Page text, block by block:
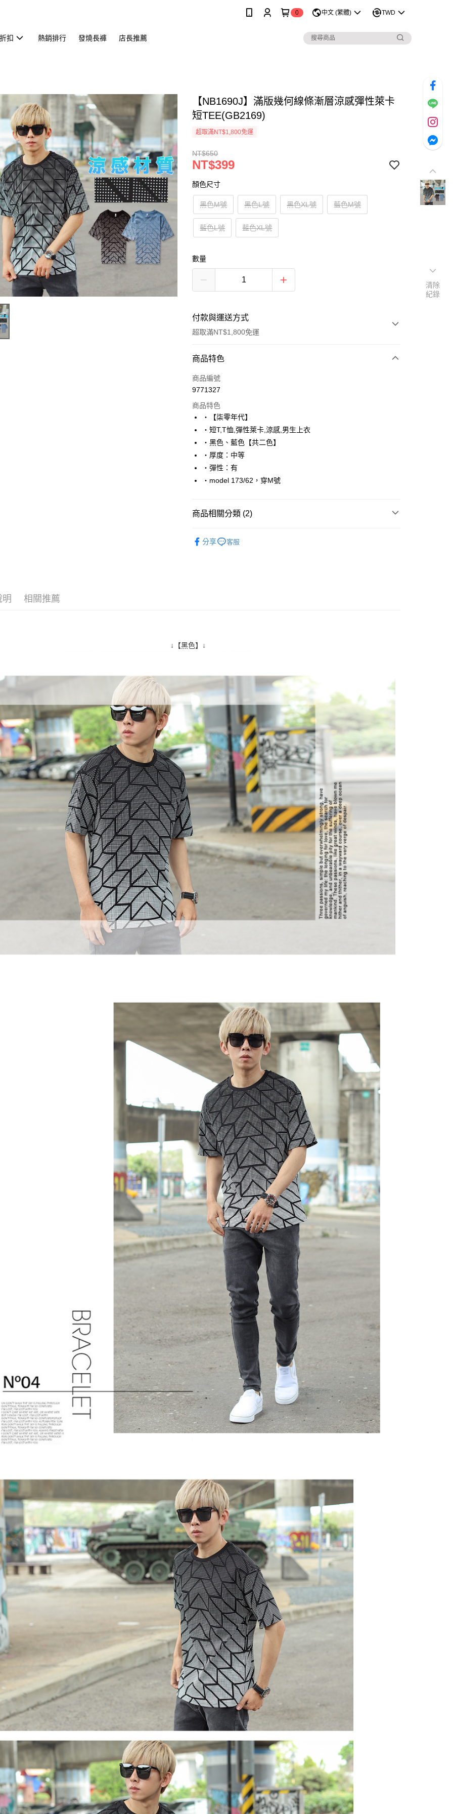
0 中文 (繁體) TWD
扣 熱銷排行 發燒長褲 店長推薦
【NB1690J】滿版幾何線條漸層涼感彈性萊卡
短TEE(GB2169)
超取滿NT$1,800免運
NT$650
NT$399
顏色尺寸
黑色M號 黑色L號 黑色XL號 藍色M號
藍色L號 藍色XL號
數量
付款與運送方式
超取滿NT$1,800免運
付款方式
信用卡一次付款
LINE Pay
Apple Pay
街口支付
悠遊付
AFTEE先享後付
相關說明
AFTEE先享後付是「在收到商品之後才付款」的支付方式。 讓您購物簡單
便利好安心！
※ 請注意：結帳手續完成當下不需立刻繳費，但若您需要取消訂單，請聯
※ 交易是否成功請以「AFTEE先享後付 」之結帳頁面顯示為準，若有關於
是否繳費成功／繳費後需取消欲退款等相關疑問，請聯繫「AFTEE先享後
付客戶支援中心」
https://netprotections.freshdesk.com/support/home
【注意事項】
１．透過由恩沛科技股份有限公司提供之「AFTEE先享後付」服務完成之
交易，需依本服務之必要範圍內提供個人資料，並將交易相關給付款項請
求債權轉讓予恩沛科技股份有限公司。
２．關於個人資料處理事宜，請瀏覽以下網址：
https://aftee.tw/terms/#terms3
３．未成年的使用者請事先徵得法定代理人或監護人之同意方可使用
「AFTEE先享後付」，若未經同意申辦者引起之損失，本公司不負相關責
任。
４．使用「AFTEE先享後付」時，將依據個別帳號之用戶狀況，依本公司
即時審查核予不同之上限額度；若仍有額度不足之情形，本公司將視審查
結果請求用戶進行身份認證。
５．嚴禁一人註冊多個帳號或使用他人資訊註冊。若發現惡意使用之情
形，恩沛科技股份有限公司將有權停止該用戶之使用額度並採取法律行
動。
ATM付款
每筆NT$80，滿NT$1,800(含以上)免運費
宅配
每筆NT$120，滿NT$3,000(含以上)免運費
商品特色
商品編號
9771327
商品特色
‧【柒零年代】
‧短T,T恤,彈性萊卡,涼感,男生上衣
‧黑色、藍色【共二色】
‧厚度：中等
‧彈性：有
‧model 173/62，穿M號
商品相關分類 (2)
分享 客服
明 相關推薦
↓【黑色】↓
清除
紀錄